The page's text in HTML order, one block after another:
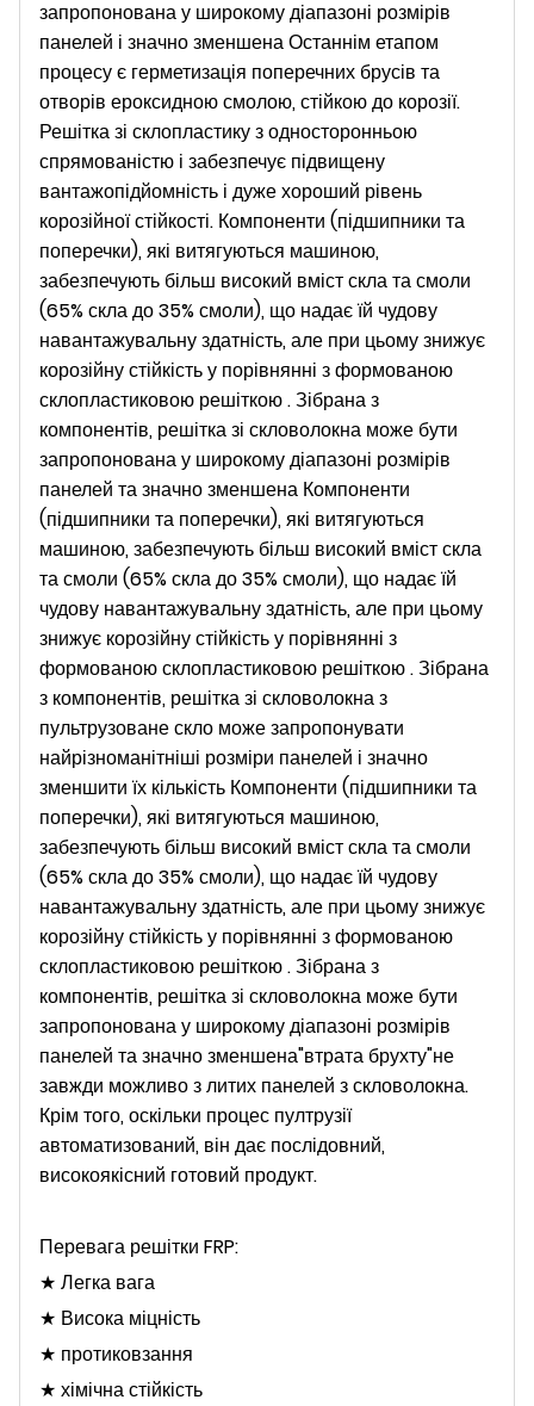
запропонована у широкому діапазоні розмірів
панелей і значно зменшена Останнім етапом
процесу є герметизація поперечних брусів та
отворів ероксидною смолою, стійкою до корозії.
Решітка зі склопластику з односторонньою
спрямованістю і забезпечує підвищену
вантажопідйомність і дуже хороший рівень
корозійної стійкості. Компоненти (підшипники та
поперечки), які витягуються машиною,
забезпечують більш високий вміст скла та смоли
(65% скла до 35% смоли), що надає їй чудову
навантажувальну здатність, але при цьому знижує
корозійну стійкість у порівнянні з формованою
склопластиковою решіткою . Зібрана з
компонентів, решітка зі скловолокна може бути
запропонована у широкому діапазоні розмірів
панелей та значно зменшена Компоненти
(підшипники та поперечки), які витягуються
машиною, забезпечують більш високий вміст скла
та смоли (65% скла до 35% смоли), що надає їй
чудову навантажувальну здатність, але при цьому
знижує корозійну стійкість у порівнянні з
формованою склопластиковою решіткою . Зібрана
з компонентів, решітка зі скловолокна з
пультрузоване скло може запропонувати
найрізноманітніші розміри панелей і значно
зменшити їх кількість Компоненти (підшипники та
поперечки), які витягуються машиною,
забезпечують більш високий вміст скла та смоли
(65% скла до 35% смоли), що надає їй чудову
навантажувальну здатність, але при цьому знижує
корозійну стійкість у порівнянні з формованою
склопластиковою решіткою . Зібрана з
компонентів, решітка зі скловолокна може бути
запропонована у широкому діапазоні розмірів
панелей та значно зменшена"втрата брухту"не
завжди можливо з литих панелей з скловолокна.
Крім того, оскільки процес пултрузії
автоматизований, він дає послідовний,
високоякісний готовий продукт.
Перевага решітки FRP:
★ Легка вага
★ Висока міцність
★ протиковзання
★ хімічна стійкість